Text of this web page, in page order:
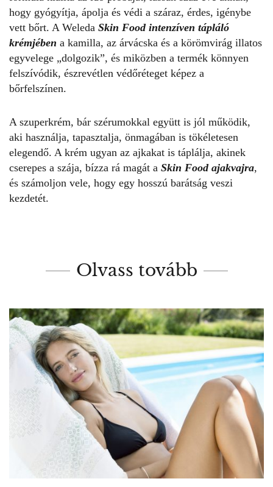
hogy gyógyítja, ápolja és védi a száraz, érdes, igénybe
vett bőrt. A Weleda Skin Food intenzíven tápláló
krémjében a kamilla, az árvácska és a körömvirág illatos
egyvelege „dolgozik”, és miközben a termék könnyen
felszívódik, észrevétlen védőréteget képez a
bőrfelszínen.
A szuperkrém, bár szérumokkal együtt is jól működik,
aki használja, tapasztalja, önmagában is tökéletesen
elegendő. A krém ugyan az ajkakat is táplálja, akinek
cserepes a szája, bízza rá magát a Skin Food ajakvajra,
és számoljon vele, hogy egy hosszú barátság veszi
kezdetét.
Olvass tovább